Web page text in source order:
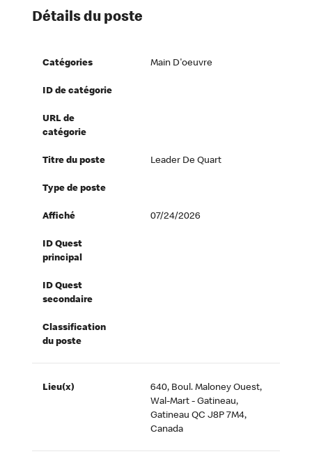
Détails du poste
Catégories Main D'oeuvre
ID de catégorie
URL de
catégorie
Titre du poste Leader De Quart
Type de poste
Affiché 07/24/2026
ID Quest
principal
ID Quest
secondaire
Classification
du poste
Lieu(x)
640, Boul. Maloney Ouest,
Wal-Mart - Gatineau,
Gatineau QC J8P 7M4,
Canada